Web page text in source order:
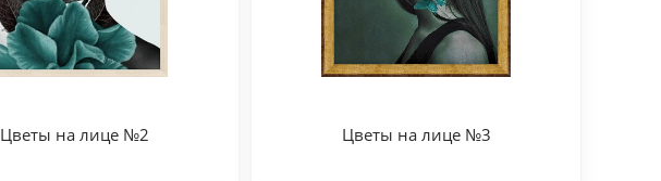
Цветы на лице №2 Цветы на лице №3